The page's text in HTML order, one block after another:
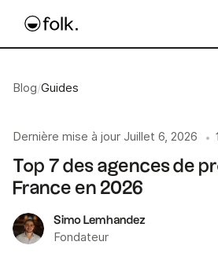
Blog/Guides
Dernière mise à jour Juillet 6, 2026 •
Top 7 des agences de
France en 2026
Simo Lemhandez
Fondateur